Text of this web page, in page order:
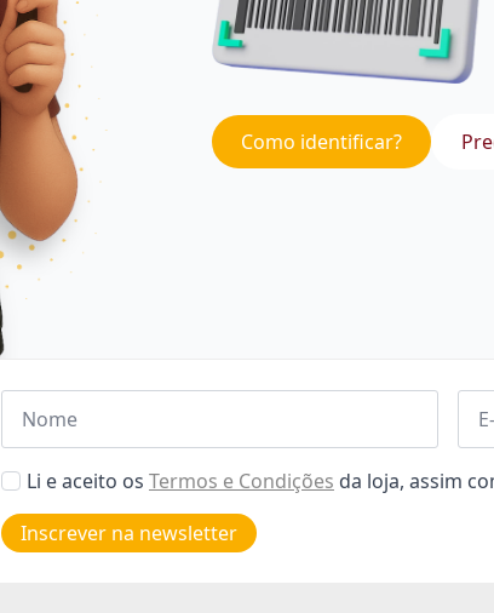
Como identificar?
Nome
Aceitar
de
privacidade
Li e aceito os Termos e Condições da loja, assim
Inscrever na newsletter